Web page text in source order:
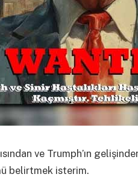
ve Trumph’ın
belirtmek isterim.